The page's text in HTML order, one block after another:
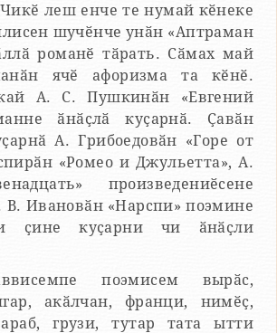
леш енче те нумай кӗнеке
шучӗнче унӑн «Аптраман
романӗ тӑрать. Сӑмах май
ячӗ афоризма та кӗнӗ.
А. С. Пушкинӑн «Евгений
ӑнӑҫлӑ куҫарнӑ. Ҫавӑн
А. Грибоедовӑн «Горе от
«Ромео и Джульетта», А.
произведениӗсене
В. Ивановӑн «Нарспи» поэмине
ҫине куҫарни чи ӑнӑҫли
поэмисем вырӑс,
акӑлчан, франци, нимӗҫ,
грузи, тутар тата ытти